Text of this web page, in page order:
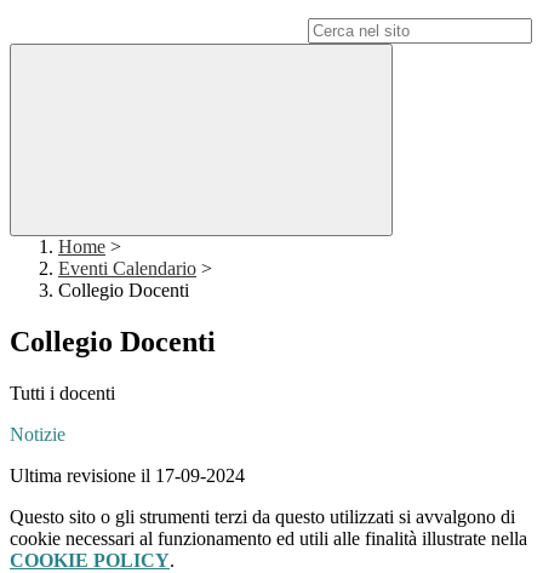
Home >
Eventi Calendario >
Collegio Docenti
Collegio Docenti
Tutti i docenti
Notizie
Ultima revisione il 17-09-2024
Questo sito o gli strumenti terzi da questo utilizzati si avvalgono di
cookie necessari al funzionamento ed utili alle finalità illustrate nella
COOKIE POLICY.